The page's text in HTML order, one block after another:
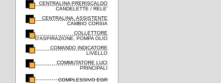
CENTRALINA PRERISCALDO
CANDELETTE / RELE'
CENTRALINA, ASSISTENTE
CAMBIO CORSIA
COLLETTORE
D'ASPIRAZIONE, POMPA OLIO
COMANDO INDICATORE
LIVELLO
COMMUTATORE LUCI
PRINCIPALI
COMPLESSIVO EGR